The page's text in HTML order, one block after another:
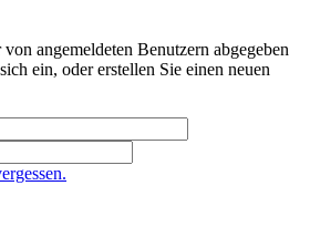
angemeldeten Benutzern abgegeben
ein, oder erstellen Sie einen neuen